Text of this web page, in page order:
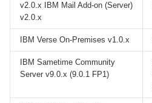
v2.0.x IBM Mail Add-on (Server)
v2.0.x
IBM Verse On-Premises v1.0.x
IBM Sametime Community
Server v9.0.x (9.0.1 FP1)